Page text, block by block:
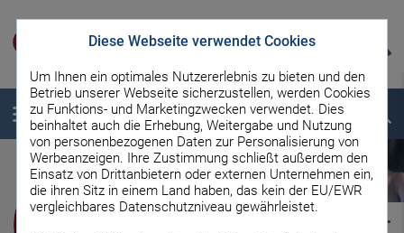
Diese Webseite verwendet Cookies
Um Ihnen ein optimales Nutzererlebnis zu bieten und den
Betrieb unserer Webseite sicherzustellen, werden Cookies
zu Funktions- und Marketingzwecken verwendet. Dies
beinhaltet auch die Erhebung, Weitergabe und Nutzung
von personenbezogenen Daten zur Personalisierung von
Werbeanzeigen. Ihre Zustimmung schließt außerdem den
Einsatz von Drittanbietern oder externen Unternehmen ein,
die ihren Sitz in einem Land haben, das kein der EU/EWR
vergleichbares Datenschutzniveau gewährleistet.
Menü Suche